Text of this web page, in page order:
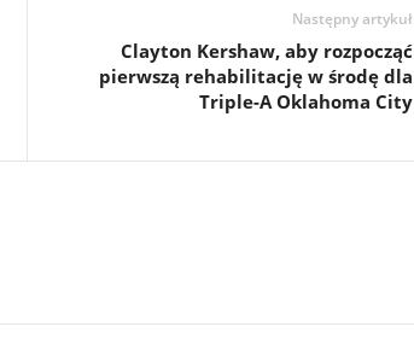
Następny artykuł
Clayton Kershaw, aby rozpocząć
pierwszą rehabilitację w środę dla
Triple-A Oklahoma City